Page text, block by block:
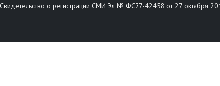
Свидетельство о регистрации СМИ Эл № ФС77-42458 от 27 октября